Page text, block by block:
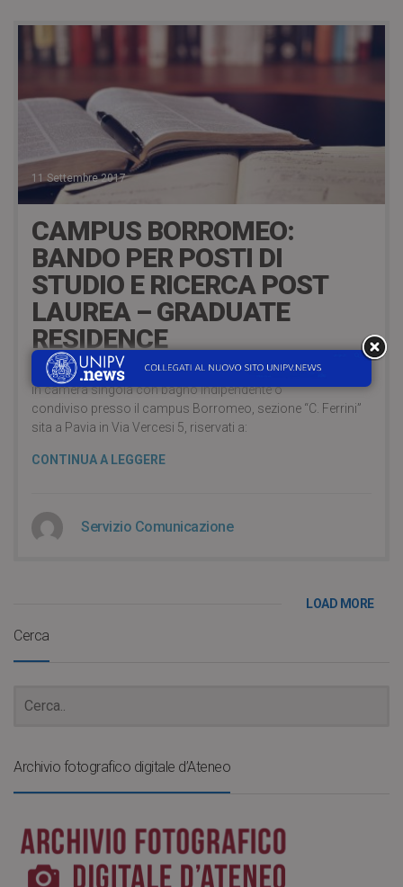
11 Settembre 2017
CAMPUS BORROMEO:
BANDO PER POSTI DI
STUDIO E RICERCA POST
LAUREA – GRADUATE
RESIDENCE
Per l’anno accademico 2017-18 sono disponibili n. 10 posti
in camera singola con bagno indipendente o
condiviso presso il campus Borromeo, sezione “C. Ferrini”
sita a Pavia in Via Vercesi 5, riservati a:
CONTINUA A LEGGERE
Servizio Comunicazione
LOAD MORE
Cerca
Archivio fotografico digitale d’Ateneo